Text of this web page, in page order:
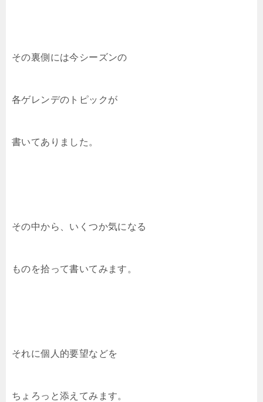
その裏側には今シーズンの
各ゲレンデのトピックが
書いてありました。
その中から、いくつか気になる
ものを拾って書いてみます。
それに個人的要望などを
ちょろっと添えてみます。